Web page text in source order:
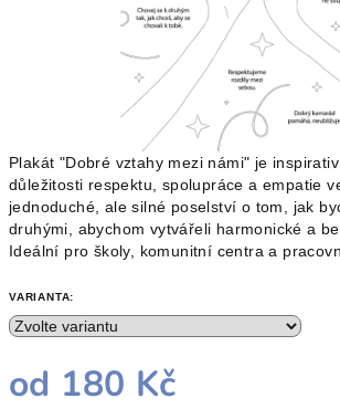
Plakát "Dobré vztahy mezi námi" je
důležitosti respektu, spolupráce a empatie
jednoduché, ale silné poselství o tom, jak
druhými, abychom vytvářeli harmonické a
Ideální pro školy, komunitní centra a
VARIANTA:
od 180 Kč